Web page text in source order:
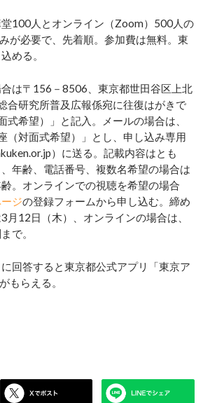
100人とオンライン（Zoom）500人の
が必要で、先着順。参加費は無料。東
める。
は〒156－8506、東京都世田谷区上北
合研究所普及広報係宛に往復はがきで
式希望）」と記入。メールの場合は、
（対面式希望）」とし、申し込み専用
）に送る。記載内容はとも
年齢、電話番号、複数名希望の場合は
。オンラインでの視聴を希望の場合
ジの登録フォームから申し込む。締め
月12日（木）、オンラインの場合は、
で。
回答すると東京都公式アプリ「東京ア
もらえる。